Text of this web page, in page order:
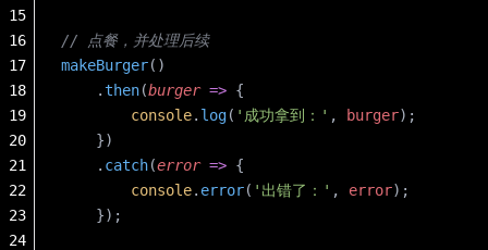
// 点餐，并处理后续
makeBurger()
    .
then(burger => {
        console
. log( '成功拿到：' , burger);
    })
    .
catch(error => {
        console
. error( '出错了：' , error);
    });
15
16
17
18
19
20
21
22
23
24